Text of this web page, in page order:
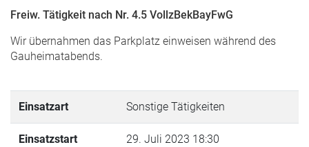
Freiw. Tätigkeit nach Nr. 4.5 VollzBekBayFwG
Wir übernahmen das Parkplatz einweisen während des
Gauheimatabends.
Einsatzart Sonstige Tätigkeiten
Einsatzstart 29. Juli 2023 18:30